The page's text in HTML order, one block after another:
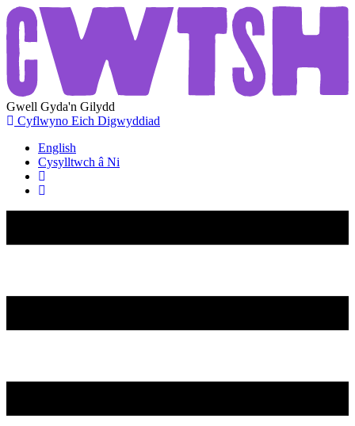
Gwell Gyda'n Gilydd
Cyflwyno Eich Digwyddiad
English
Cysylltwch â Ni